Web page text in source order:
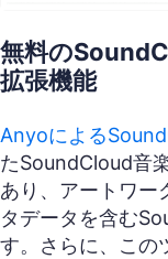
無料の
拡張機能
Anyoによる
たSoundCloud音
あり、アートワー
タデータを含む
す。さらに、この